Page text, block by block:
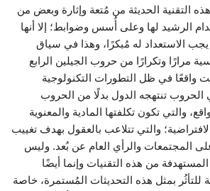
التقنية الحديثة من مُتعة وإثارة وبعض من
الرشيد لها وعلى أُسس وضوابط؛ إلا أنها
الاستعداد له مُبكرًا، وهذا في سياق
مرارًا وتكرارًا من حروب الجيلين الرابع
واقعًا في ظل التطورات التكنولوجية
الحروب تنتهجه الدول بدلًا من الحروب
والتي تكون تكلفتها المادية والمعنوية
والتي تتلاعب بالعقول بهدف تغييب
المجتمعات والرأي العام عن بُعد. وليس
من هذه التقنيات وإنما أيضًا
للتأثُر بمثل هذه التحديثات المُستمرة، خاصة